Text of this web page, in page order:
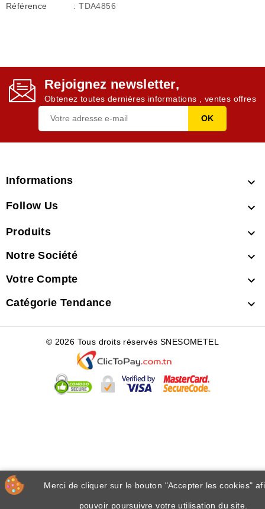
Référence : TDA4856
Rejoignez newsletter,
Obtenez toutes dernières informations , ventes offres
Informations 
Follow Us 
Produits 
Notre Société 
Votre Compte 
Catégorie Tendance 
Merci de cliquer sur le bouton "Accepter les cookies"
pouvoir poursuivre votre utilisation du site.
© 2026 Tous droits réservés SNESOMETEL